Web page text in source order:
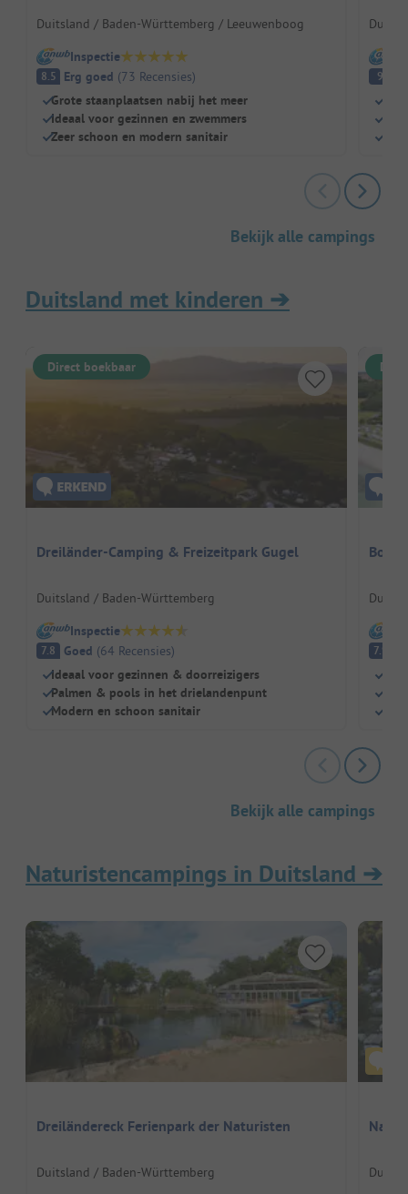
Duitsland / Baden-Württemberg / Leeuwenboog
Inspectie
8.5 Erg goed (73 Recensies)
Grote staanplaatsen nabij het meer
Ideaal voor gezinnen en zwemmers
Zeer schoon en modern sanitair
9
Bekijk alle campings
Duitsland met kinderen ➔
Direct boekbaar
Dreiländer-Camping & Freizeitpark Gugel
Duitsland / Baden-Württemberg
Inspectie
7.8 Goed (64 Recensies)
Ideaal voor gezinnen & doorreizigers
Palmen & pools in het drielandenpunt
Modern en schoon sanitair
7.9
Bekijk alle campings
Naturistencampings in Duitsland ➔
Dreiländereck Ferienpark der Naturisten
Duitsland / Baden-Württemberg